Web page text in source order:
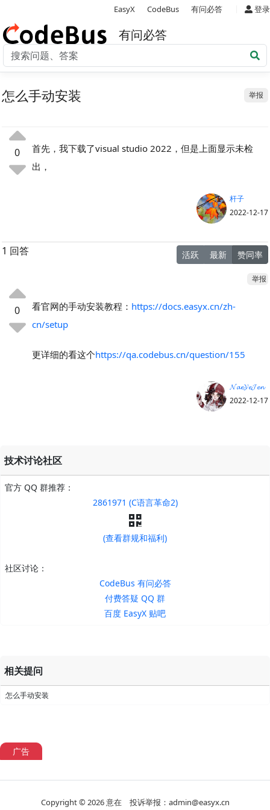
EasyX CodeBus 有问必答 登录
有问必答
举报
怎么手动安装
0
首先，我下载了visual studio 2022，但是上面显示未检
出，
杆子
2022-12-17
1 回答 活跃 最新 赞同率
举报
0 看官网的手动安装教程： https://docs.easyx.cn/zh-
cn/setup
更详细的看这个https://qa.codebus.cn/question/155
𝓝𝓪𝓮𝓨𝓮𝓙𝓮𝓷
2022-12-17
技术讨论社区
官方 QQ 群推荐：
2861971 (C语言革命2)
(查看群规和福利)
社区讨论：
CodeBus 有问必答
付费答疑 QQ 群
百度 EasyX 贴吧
相关提问
怎么手动安装
广告
Copyright © 2026意在投诉举报：admin@easyx.cn